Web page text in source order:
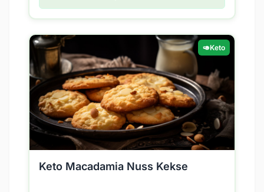
🥑Keto
Keto Macadamia Nuss Kekse